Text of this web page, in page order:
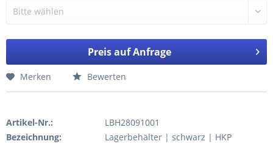
Preis auf Anfrage
Merken Bewerten
Artikel-Nr.:
LBH28091001
Bezeichnung:
Lagerbehälter | schwarz | HKP